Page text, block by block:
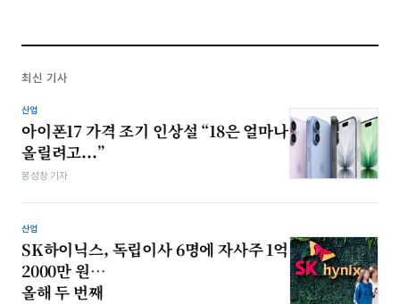
최신 기사
산업
아이폰17 가격 조기 인상설 “18은 얼마나
올릴려고...”
봉성창 기자
산업
SK하이닉스, 독립이사 6명에 자사주 1억
2000만 원…
올해 두 번째